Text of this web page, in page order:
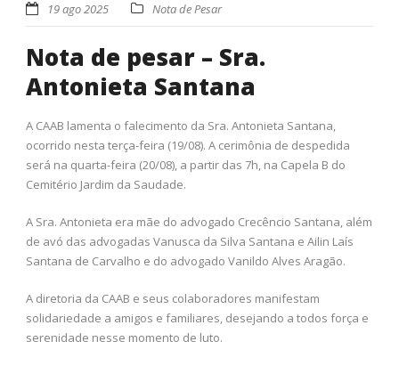
19 ago 2025 Nota de Pesar
Nota de pesar – Sra.
Antonieta Santana
A CAAB lamenta o falecimento da Sra. Antonieta Santana,
ocorrido nesta terça-feira (19/08). A cerimônia de despedida
será na quarta-feira (20/08), a partir das 7h, na Capela B do
Cemitério Jardim da Saudade.
A Sra. Antonieta era mãe do advogado Crecêncio Santana, além
de avó das advogadas Vanusca da Silva Santana e Ailin Laís
Santana de Carvalho e do advogado Vanildo Alves Aragão.
A diretoria da CAAB e seus colaboradores manifestam
solidariedade a amigos e familiares, desejando a todos força e
serenidade nesse momento de luto.